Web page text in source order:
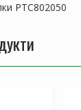
PTC802050